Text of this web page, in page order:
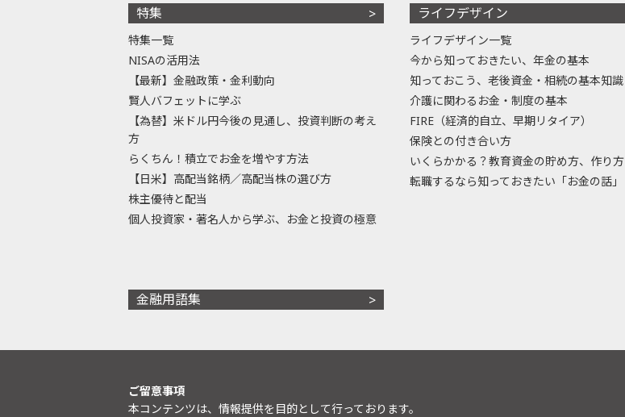
特集
特集一覧
NISAの活用法
【最新】金融政策・金利動向
賢人バフェットに学ぶ
【為替】米ドル円今後の見通し、投資判断の考え
方
らくちん！積立でお金を増やす方法
【日米】高配当銘柄／高配当株の選び方
株主優待と配当
個人投資家・著名人から学ぶ、お金と投資の極意
ライフデザイン
ライフデザイン一覧
今から知っておきたい、年金の基本
知っておこう、老後資金・相続の基本知識
介護に関わるお金・制度の基本
FIRE（経済的自立、早期リタイア）
保険との付き合い方
いくらかかる？教育資金の貯め方、作り方
転職するなら知っておきたい「お金の話」
金融用語集
ご留意事項
本コンテンツは、情報提供を目的として行っております。